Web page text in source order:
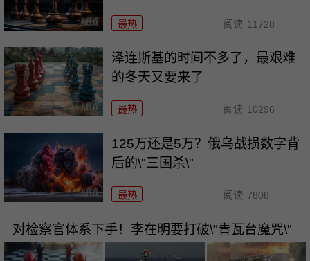
最热 阅读 11728
泽连斯基的时间不多了，最艰难
的冬天又要来了
最热 阅读 10296
125万还是5万？俄乌战损数字背
后的\"三国杀\"
最热 阅读 7808
对检察官体系下手！李在明要打破\"青瓦台魔咒\"